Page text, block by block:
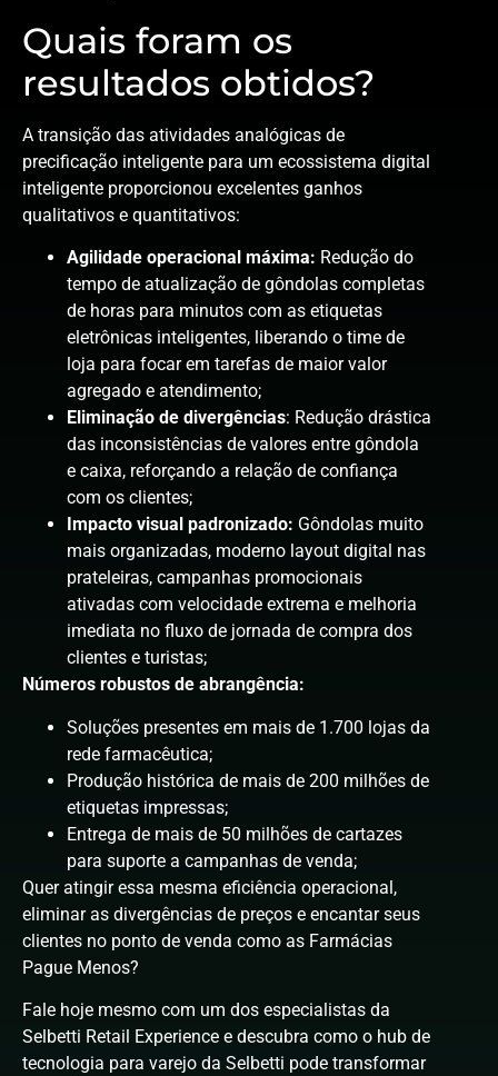
Quais foram os
resultados obtidos?
A transição das atividades analógicas de
precificação inteligente para um ecossistema digital
inteligente proporcionou excelentes ganhos
qualitativos e quantitativos:
Agilidade operacional máxima: Redução do
tempo de atualização de gôndolas completas
de horas para minutos com as etiquetas
eletrônicas inteligentes, liberando o time de
loja para focar em tarefas de maior valor
agregado e atendimento;
Eliminação de divergências: Redução drástica
das inconsistências de valores entre gôndola
e caixa, reforçando a relação de confiança
com os clientes;
Impacto visual padronizado: Gôndolas muito
mais organizadas, moderno layout digital nas
prateleiras, campanhas promocionais
ativadas com velocidade extrema e melhoria
imediata no fluxo de jornada de compra dos
clientes e turistas;
Números robustos de abrangência:
Soluções presentes em mais de 1.700 lojas da
rede farmacêutica;
Produção histórica de mais de 200 milhões de
etiquetas impressas;
Entrega de mais de 50 milhões de cartazes
para suporte a campanhas de venda;
Quer atingir essa mesma eficiência operacional,
eliminar as divergências de preços e encantar seus
clientes no ponto de venda como as Farmácias
Pague Menos?
Fale hoje mesmo com um dos especialistas da
Selbetti Retail Experience e descubra como o hub de
tecnologia para varejo da Selbetti pode transformar